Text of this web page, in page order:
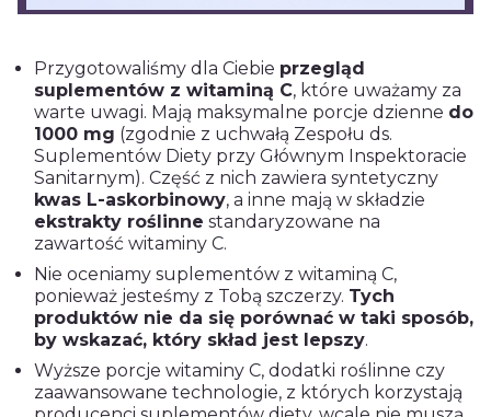
Przygotowaliśmy dla Ciebie przegląd
suplementów z witaminą C, które uważamy za
warte uwagi. Mają maksymalne porcje dzienne do
1000 mg (zgodnie z uchwałą Zespołu ds.
Suplementów Diety przy Głównym Inspektoracie
Sanitarnym). Część z nich zawiera syntetyczny
kwas L-askorbinowy, a inne mają w składzie
ekstrakty roślinne standaryzowane na
zawartość witaminy C.
Nie oceniamy suplementów z witaminą C,
ponieważ jesteśmy z Tobą szczerzy. Tych
produktów nie da się porównać w taki sposób,
by wskazać, który skład jest lepszy.
Wyższe porcje witaminy C, dodatki roślinne czy
zaawansowane technologie, z których korzystają